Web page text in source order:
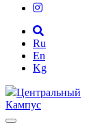
Ru
En
Kg
Центральный
Кампус